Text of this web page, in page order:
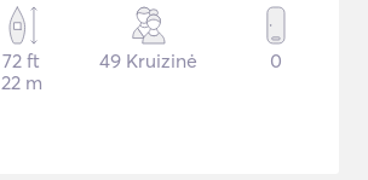
72 ft
22 m
49 Kruizinė 0